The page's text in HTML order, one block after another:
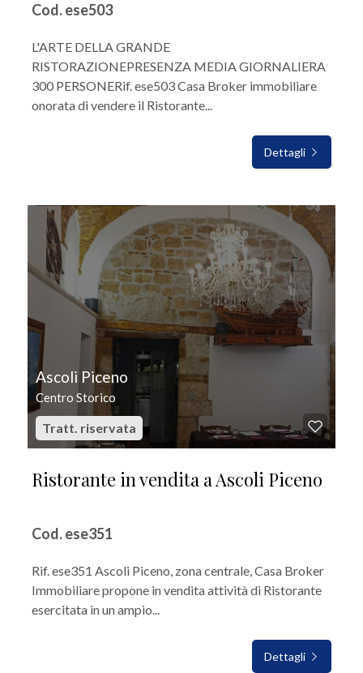
Cod. ese503
L'ARTE DELLA GRANDE
RISTORAZIONEPRESENZA MEDIA GIORNALIERA
300 PERSONERif. ese503 Casa Broker immobiliare
onorata di vendere il Ristorante...
Dettagli
Ascoli Piceno
Centro Storico
Tratt. riservata
Ristorante in vendita a Ascoli Piceno
Cod. ese351
Rif. ese351 Ascoli Piceno, zona centrale, Casa Broker
Immobiliare propone in vendita attività di Ristorante
esercitata in un ampio...
Dettagli